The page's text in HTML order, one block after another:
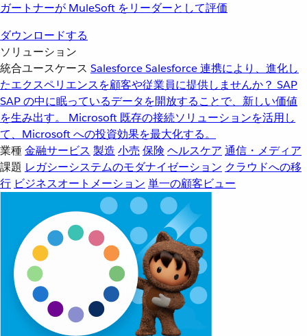
ガートナーが MuleSoft をリーダーとして評価
ダウンロードする
ソリューション
統合ユースケース SalesforceSalesforce 連携により、進化し
たエクスペリエンスを顧客や従業員に提供しませんか？ SAP
SAP の中に眠っているデータを開放することで、新しい価値
を生み出す。
Microsoft 既存の接続ソリューションを活用し
て、Microsoft への投資効果を最大化する。
業種金融サービス 製造 小売 保険 ヘルスケア 通信・メディア
課題 レガシーシステムのモダナイゼーション クラウドへの移
行 ビジネスオートメーション 単一の顧客ビュー